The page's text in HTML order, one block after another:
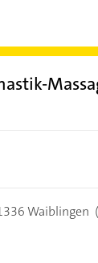
Waiblingen